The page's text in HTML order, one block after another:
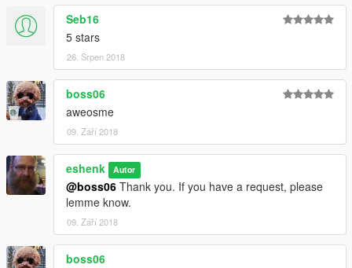
Seb16
5 stars
26. Srpen 2018
boss06
aweosme
09. Září 2018
eshenk Autor
@boss06 Thank you. If you have a request, please
lemme know.
09. Září 2018
boss06